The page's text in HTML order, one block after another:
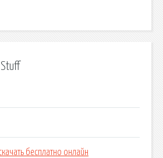
бесплатно онлайн